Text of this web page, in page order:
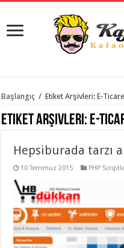
istanbul
evden
eve
organizasyon,
gaziantep
evden
taşımacılık,
evden
taşımacılık,
gaziantep
evden
Başlangıç / Etiket Arşivleri: E-
Etiket Arşivleri: E-
Hepsiburada tarzı
10 Temmuz 2015 PHP